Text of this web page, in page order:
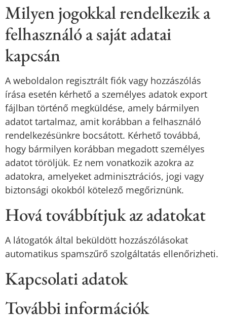
Milyen jogokkal rendelkezik a
felhasználó a saját adatai
kapcsán
A weboldalon regisztrált fiók vagy hozzászólás
írása esetén kérhető a személyes adatok export
fájlban történő megküldése, amely bármilyen
adatot tartalmaz, amit korábban a felhasználó
rendelkezésünkre bocsátott. Kérhető továbbá,
hogy bármilyen korábban megadott személyes
adatot töröljük. Ez nem vonatkozik azokra az
adatokra, amelyeket adminisztrációs, jogi vagy
biztonsági okokból kötelező megőriznünk.
Hová továbbítjuk az adatokat
A látogatók által beküldött hozzászólásokat
automatikus spamszűrő szolgáltatás ellenőrizheti.
Kapcsolati adatok
További információk